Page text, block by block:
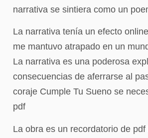
narrativa se sintiera como un
La narrativa tenía un efecto
me mantuvo atrapado en un
La narrativa es una poderosa
consecuencias de aferrarse al
coraje Cumple Tu Sueno se
pdf
La obra es un recordatorio de pdf